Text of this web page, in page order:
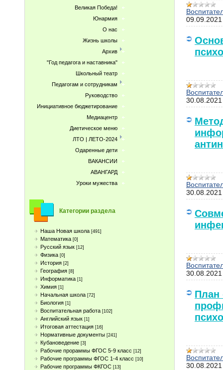
Великая Победа!
Юнармия
О нас
Жизнь школы
Архив
"Год педагога и наставника"
Школьный театр
Педагогам и сотрудникам
Руководство
Инициативное бюджетирование
Медиацентр
Диетическое меню
ЛТО | ЛЕТО-2024
Одаренные дети
ВАКАНСИИ
АВАНГАРД
Уроки мужества
Категории раздела
Наша Новая школа [491]
Математика [0]
Русский язык [12]
Физика [0]
История [2]
География [8]
Информатика [1]
Химия [1]
Начальная школа [72]
Биология [1]
Воспитательная работа [102]
Английский язык [1]
Итоговая аттестация [16]
Нормативные документы [241]
Кубановедение [3]
Рабочие прораммы ФГОС 5-9 класс [12]
Рабочие программы ФГОС 1-4 класс [10]
Рабочие программы ФКГОС [13]
09.09.2021
30.08.2021
30.08.2021
30.08.2021
План
30.08.2021